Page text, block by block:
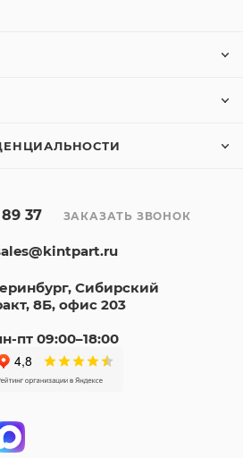
37 ЗАКАЗАТЬ ЗВОНОК
Сибирский
8Б, офис 203
пт 09:00–18:00